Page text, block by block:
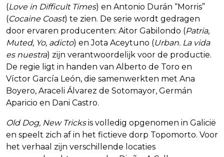
(Love in Difficult Times) en Antonio Durán “Morris”
(Cocaine Coast) te zien. De serie wordt gedragen
door ervaren producenten: Aitor Gabilondo (Patria,
Muted, Yo, adicto) en Jota Aceytuno (Urban. La vida
es nuestra) zijn verantwoordelijk voor de productie.
De regie ligt in handen van Alberto de Toro en
Víctor García León, die samenwerkten met Ana
Boyero, Araceli Álvarez de Sotomayor, Germán
Aparicio en Dani Castro.
Old Dog, New Tricksis volledig opgenomen in Galicië
en speelt zich af in het fictieve dorp Topomorto. Voor
het verhaal zijn verschillende locaties